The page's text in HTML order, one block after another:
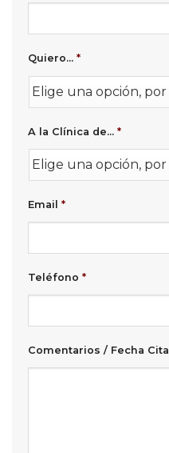
Quiero... *
A la Clínica de... *
Email *
Teléfono *
Comentarios / Fecha Cita